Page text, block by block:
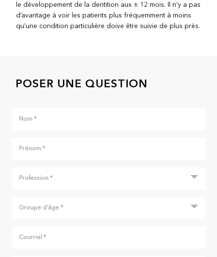
le développement de la dentition aux ± 12 mois. Il n’y a pas
d’avantage à voir les patients plus fréquemment à moins
qu’une condition particulière doive être suivie de plus près.
POSER UNE QUESTION